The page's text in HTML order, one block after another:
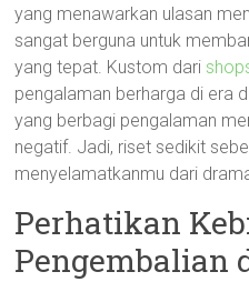
yang menawarkan ulasan
sangat berguna untuk
yang tepat. Kustom dari
pengalaman berharga di era
yang berbagi pengalaman
negatif. Jadi, riset sedikit
menyelamatkanmu dari
Perhatikan
Pengembalian